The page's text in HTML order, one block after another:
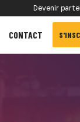
Devenir
CONTACT